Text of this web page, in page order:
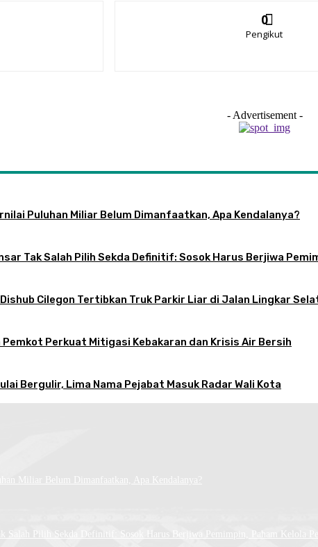
0
Pengikut
- Advertisement -
Puluhan Miliar Belum Dimanfaatkan, Apa Kendalanya?
Tak Salah Pilih Sekda Definitif: Sosok Harus Berjiwa
Cilegon Tertibkan Truk Parkir Liar di Jalan Lingkar
Pemkot Perkuat Mitigasi Kebakaran dan Krisis Air Bersih
Bergulir, Lima Nama Pejabat Masuk Radar Wali Kota
Miliar Belum Dimanfaatkan, Apa Kendalanya?
Pilih Sekda Definitif: Sosok Harus Berjiwa Pemimpin, Paham Kelola